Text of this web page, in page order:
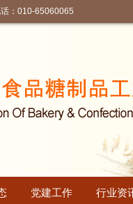
：010-65060065
党建工作 行业资